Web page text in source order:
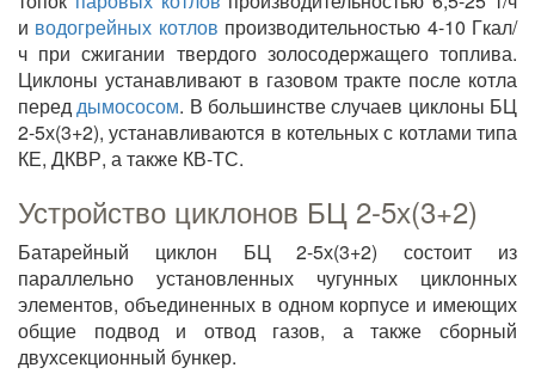
и водогрейных котлов производительностью 4-10 Гкал/
ч при сжигании твердого золосодержащего топлива.
Циклоны устанавливают в газовом тракте после котла
переддымососом. В большинстве случаев циклоны БЦ
2-5х(3+2), устанавливаются в котельных с котлами типа
КЕ, ДКВР, а также КВ-ТС.
Устройство циклонов БЦ 2-5х(3+2)
Батарейный циклон БЦ 2-5х(3+2) состоит из
параллельно установленных чугунных циклонных
элементов, объединенных в одном корпусе и имеющих
общие подвод и отвод газов, а также сборный
двухсекционный бункер.